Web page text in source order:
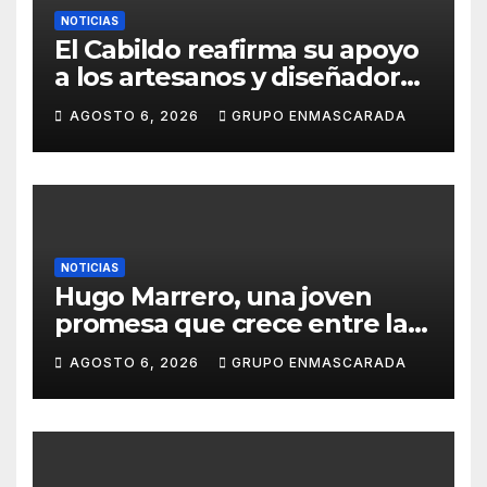
NOTICIAS
El Cabildo reafirma su apoyo
a los artesanos y diseñadores
del Carnaval de Tenerife
AGOSTO 6, 2026 GRUPO ENMASCARADA
NOTICIAS
Hugo Marrero, una joven
promesa que crece entre la
música y la pasión por el
Carnaval
AGOSTO 6, 2026 GRUPO ENMASCARADA